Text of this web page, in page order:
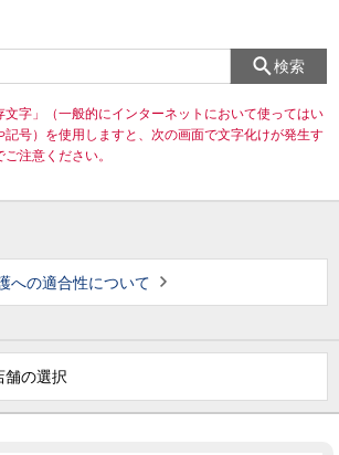
検索
文字」（一般的にインターネットにおいて使ってはい
記号）を使用しますと、次の画面で文字化けが発生す
注意ください。
への適合性について
舗の選択